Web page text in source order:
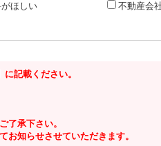
がほしい
不動産会
記載ください。
了承下さい。
お知らせさせていただきます。